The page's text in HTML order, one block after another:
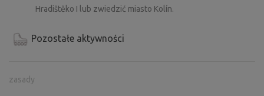
Hradištěko I lub zwiedzić miasto Kolín.
Pozostałe aktywności
zasady